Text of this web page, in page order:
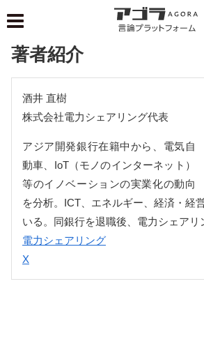
著者紹介
酒井 直樹
株式会社電力シェアリング代表
アジア開発銀行在籍中から、電気自
動車、IoT（モノのインターネット）
等のイノベーションの実業化の動向
を分析。ICT、エネルギー、経済・経
いる。同銀行を退職後、電力シェアリ
電力シェアリング
X